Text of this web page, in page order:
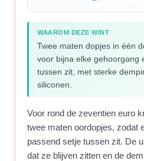
WAAROM DEZE WINT
Twee maten dopjes in één
voor bijna elke gehoorgang
tussen zit, met sterke
siliconen.
Voor rond de zeventien euro
twee maten oordopjes, zodat
passend setje tussen zit. De
dat ze blijven zitten en de